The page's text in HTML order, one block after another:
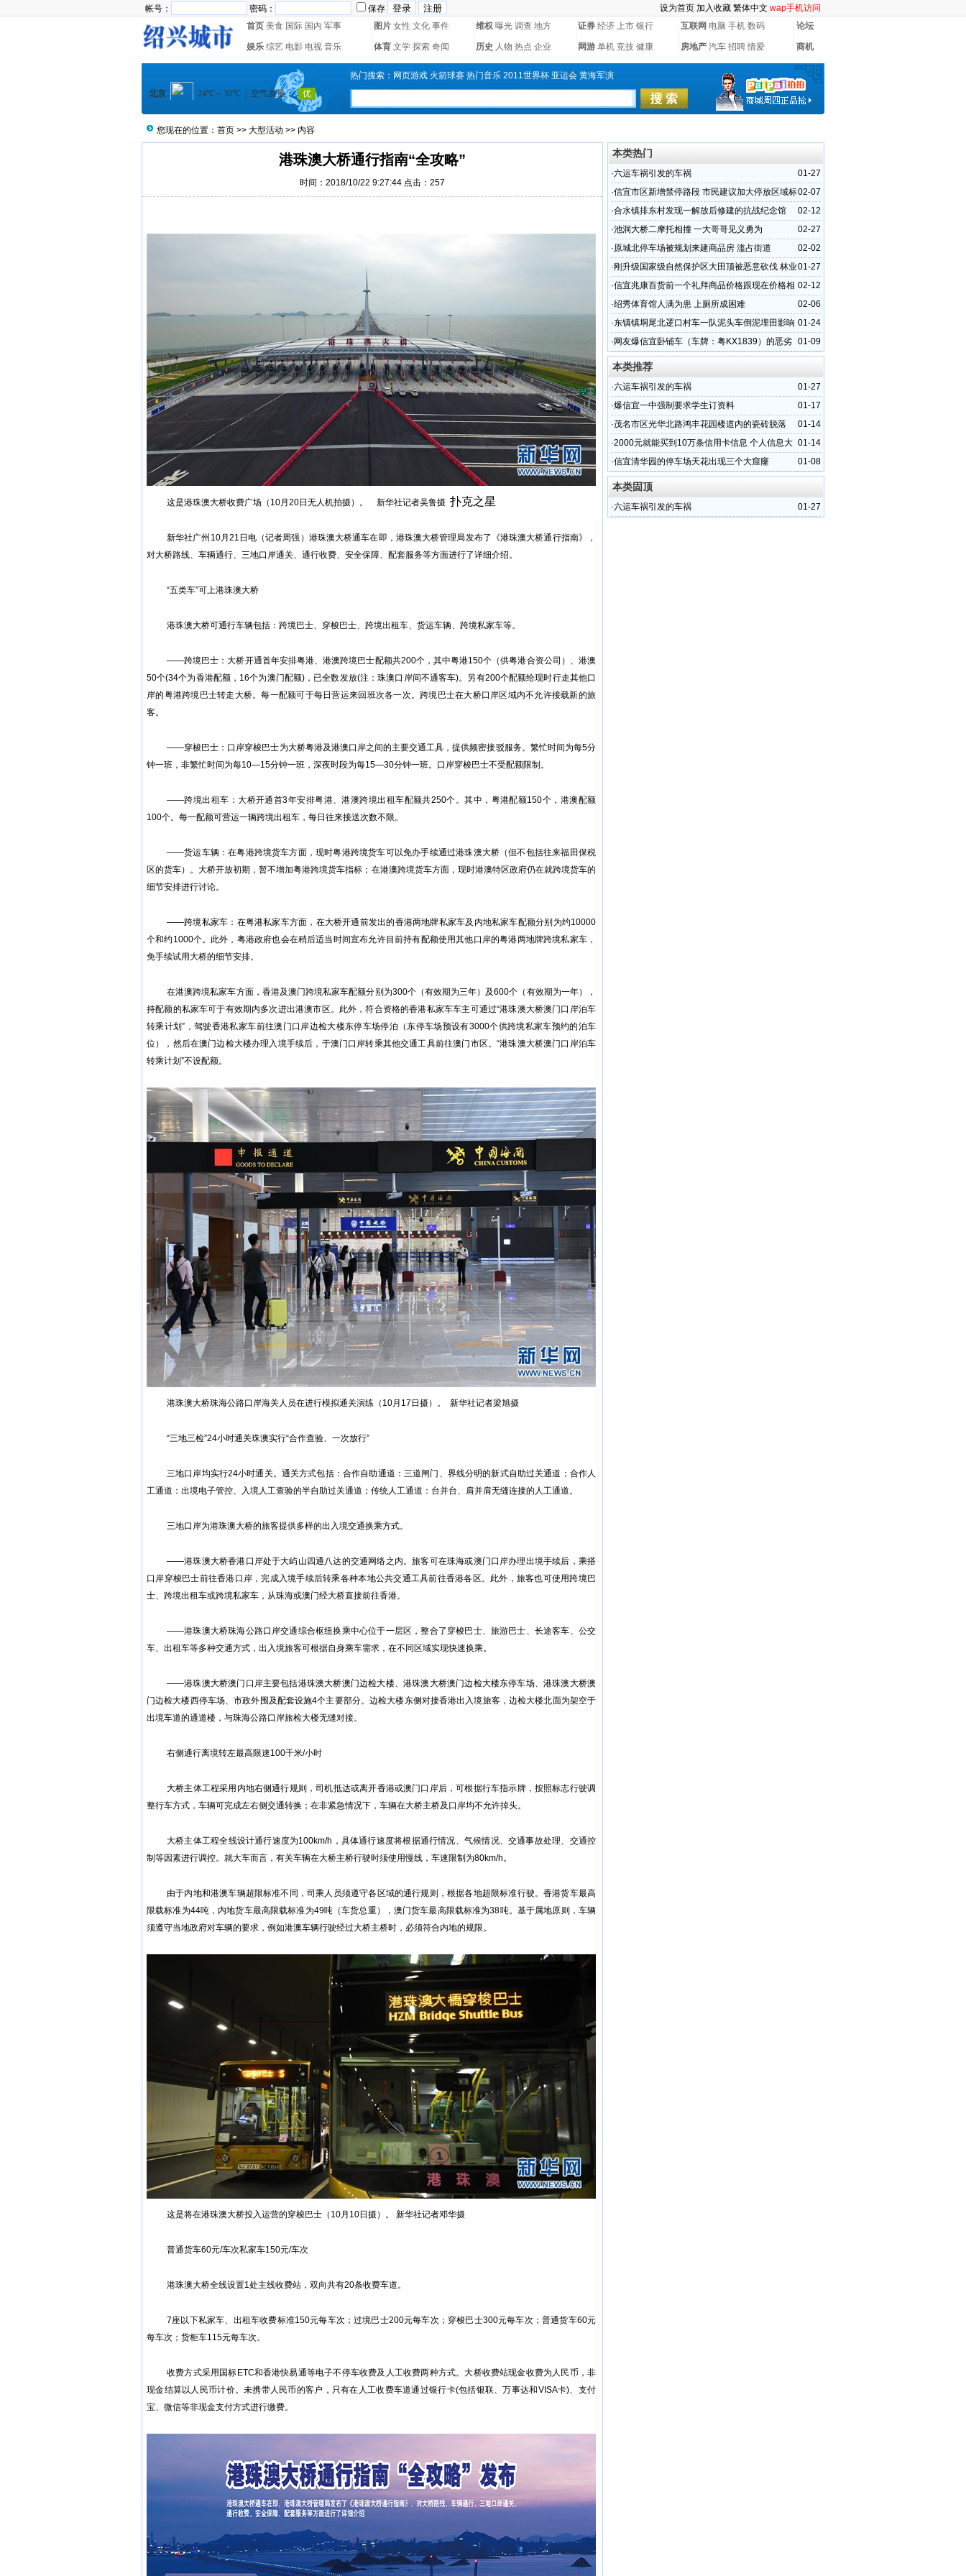
帐号： 密码： 保存 设为首页 加入收藏 繁体中文 wap手机访问
首页 美食 国际 国内 军事 图片 女性 文化 事件 维权 曝光 调查 地方 证券 经济 上市 银行 互联网 电脑 手机 数码 论坛
娱乐 综艺 电影 电视 音乐 体育 文学 探索 奇闻 历史 人物 热点 企业 网游 单机 竞技 健康 房地产 汽车 招聘 情爱 商机
热门搜索： 网页游戏 火箭球赛 热门音乐 2011世界杯 亚运会 黄海军演
您现在的位置： 首页 >> 大型活动 >> 内容
港珠澳大桥通行指南“全攻略”
时间：2018/10/22 9:27:44 点击： 257
这是港珠澳大桥收费广场（10月20日无人机拍摄）。 新华社记者吴鲁摄 扑克之星
新华社广州10月21日电（记者周强）港珠澳大桥通车在即，港珠澳大桥管理局发布了《港珠澳大桥通行指南》，
对大桥路线、车辆通行、三地口岸通关、通行收费、安全保障、配套服务等方面进行了详细介绍。
“五类车”可上港珠澳大桥
港珠澳大桥可通行车辆包括：跨境巴士、穿梭巴士、跨境出租车、货运车辆、跨境私家车等。
——跨境巴士：大桥开通首年安排粤港、港澳跨境巴士配额共200个，其中粤港150个（供粤港合资公司）、港澳
50个(34个为香港配额，16个为澳门配额)，已全数发放(注：珠澳口岸间不通客车)。另有200个配额给现时行走其他口
岸的粤港跨境巴士转走大桥。每一配额可于每日营运来回班次各一次。跨境巴士在大桥口岸区域内不允许接载新的旅
客。
——穿梭巴士：口岸穿梭巴士为大桥粤港及港澳口岸之间的主要交通工具，提供频密接驳服务。繁忙时间为每5分
钟一班，非繁忙时间为每10—15分钟一班，深夜时段为每15—30分钟一班。口岸穿梭巴士不受配额限制。
——跨境出租车：大桥开通首3年安排粤港、港澳跨境出租车配额共250个。其中，粤港配额150个，港澳配额
100个。每一配额可营运一辆跨境出租车，每日往来接送次数不限。
——货运车辆：在粤港跨境货车方面，现时粤港跨境货车可以免办手续通过港珠澳大桥（但不包括往来福田保税
区的货车）。大桥开放初期，暂不增加粤港跨境货车指标；在港澳跨境货车方面，现时港澳特区政府仍在就跨境货车的
细节安排进行讨论。
——跨境私家车：在粤港私家车方面，在大桥开通前发出的香港两地牌私家车及内地私家车配额分别为约10000
个和约1000个。此外，粤港政府也会在稍后适当时间宣布允许目前持有配额使用其他口岸的粤港两地牌跨境私家车，
免手续试用大桥的细节安排。
在港澳跨境私家车方面，香港及澳门跨境私家车配额分别为300个（有效期为三年）及600个（有效期为一年），
持配额的私家车可于有效期内多次进出港澳市区。此外，符合资格的香港私家车车主可通过“港珠澳大桥澳门口岸泊车
转乘计划”，驾驶香港私家车前往澳门口岸边检大楼东停车场停泊（东停车场预设有3000个供跨境私家车预约的泊车
位），然后在澳门边检大楼办理入境手续后，于澳门口岸转乘其他交通工具前往澳门市区。“港珠澳大桥澳门口岸泊车
转乘计划”不设配额。
港珠澳大桥珠海公路口岸海关人员在进行模拟通关演练（10月17日摄）。 新华社记者梁旭摄
“三地三检”24小时通关珠澳实行“合作查验、一次放行”
三地口岸均实行24小时通关。通关方式包括：合作自助通道：三道闸门、界线分明的新式自助过关通道；合作人
工通道：出境电子管控、入境人工查验的半自助过关通道；传统人工通道：台并台、肩并肩无缝连接的人工通道。
三地口岸为港珠澳大桥的旅客提供多样的出入境交通换乘方式。
——港珠澳大桥香港口岸处于大屿山四通八达的交通网络之内。旅客可在珠海或澳门口岸办理出境手续后，乘搭
口岸穿梭巴士前往香港口岸，完成入境手续后转乘各种本地公共交通工具前往香港各区。此外，旅客也可使用跨境巴
士、跨境出租车或跨境私家车，从珠海或澳门经大桥直接前往香港。
——港珠澳大桥珠海公路口岸交通综合枢纽换乘中心位于一层区，整合了穿梭巴士、旅游巴士、长途客车、公交
车、出租车等多种交通方式，出入境旅客可根据自身乘车需求，在不同区域实现快速换乘。
——港珠澳大桥澳门口岸主要包括港珠澳大桥澳门边检大楼、港珠澳大桥澳门边检大楼东停车场、港珠澳大桥澳
门边检大楼西停车场、市政外围及配套设施4个主要部分。边检大楼东侧对接香港出入境旅客，边检大楼北面为架空于
出境车道的通道楼，与珠海公路口岸旅检大楼无缝对接。
右侧通行离境转左最高限速100千米/小时
大桥主体工程采用内地右侧通行规则，司机抵达或离开香港或澳门口岸后，可根据行车指示牌，按照标志行驶调
整行车方式，车辆可完成左右侧交通转换；在非紧急情况下，车辆在大桥主桥及口岸均不允许掉头。
大桥主体工程全线设计通行速度为100km/h，具体通行速度将根据通行情况、气候情况、交通事故处理、交通控
制等因素进行调控。就大车而言，有关车辆在大桥主桥行驶时须使用慢线，车速限制为80km/h。
由于内地和港澳车辆超限标准不同，司乘人员须遵守各区域的通行规则，根据各地超限标准行驶。香港货车最高
限载标准为44吨，内地货车最高限载标准为49吨（车货总重），澳门货车最高限载标准为38吨。基于属地原则，车辆
须遵守当地政府对车辆的要求，例如港澳车辆行驶经过大桥主桥时，必须符合内地的规限。
这是将在港珠澳大桥投入运营的穿梭巴士（10月10日摄）。 新华社记者邓华摄
普通货车60元/车次私家车150元/车次
港珠澳大桥全线设置1处主线收费站，双向共有20条收费车道。
7座以下私家车、出租车收费标准150元每车次；过境巴士200元每车次；穿梭巴士300元每车次；普通货车60元
每车次；货柜车115元每车次。
收费方式采用国标ETC和香港快易通等电子不停车收费及人工收费两种方式。大桥收费站现金收费为人民币，非
现金结算以人民币计价。未携带人民币的客户，只有在人工收费车道通过银行卡(包括银联、万事达和VISA卡)、支付
宝、微信等非现金支付方式进行缴费。
本类热门
01-27
·六运车祸引发的车祸
02-07
·信宜市区新增禁停路段 市民建议加大停放区域标
志指引
02-12
·合水镇排东村发现一解放后修建的抗战纪念馆
02-27
·池洞大桥二摩托相撞 一大哥哥见义勇为
02-02
·原城北停车场被规划来建商品房 滥占街道
01-27
·刚升级国家级自然保护区大田顶被恶意砍伐 林业
部对此不重视
02-12
·信宜兆康百货前一个礼拜商品价格跟现在价格相
差甚远
02-06
·绍秀体育馆人满为患 上厕所成困难
01-24
·东镇镇垌尾北逻口村车一队泥头车倒泥埋田影响
居民生活
01-09
· 网友爆信宜卧铺车（车牌：粤KX1839）的恶劣
行为
本类推荐
01-27
·六运车祸引发的车祸
01-17
·爆信宜一中强制要求学生订资料
01-14
·茂名市区光华北路鸿丰花园楼道内的瓷砖脱落
01-14
·2000元就能买到10万条信用卡信息 个人信息大
量被泄
01-08
·信宜清华园的停车场天花出现三个大窟窿
本类固顶
01-27
·六运车祸引发的车祸